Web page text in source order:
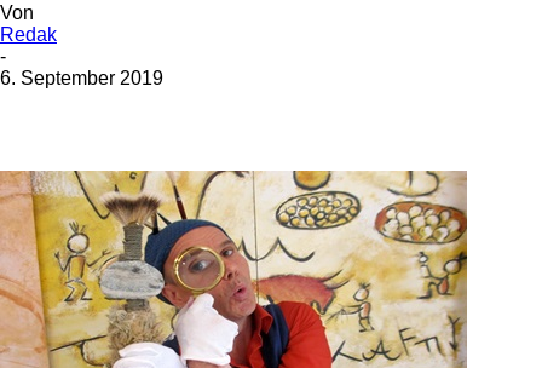
Von
Redak
-
6. September 2019